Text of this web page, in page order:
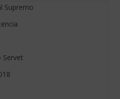
Supremo
Servet